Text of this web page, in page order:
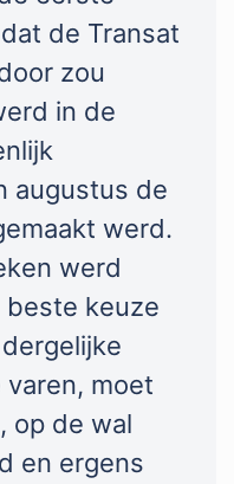
de Transat
zou
in de
augustus de
werd.
werd
keuze
moet
op de wal
en ergens